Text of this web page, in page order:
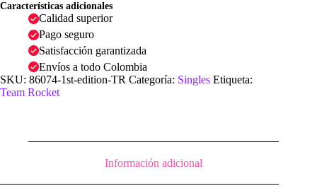
Características adicionales
Calidad superior
Pago seguro
Satisfacción garantizada
Envíos a todo Colombia
SKU: 86074-1st-edition-TR Categoría: Singles Etiqueta:
Team Rocket
Información adicional